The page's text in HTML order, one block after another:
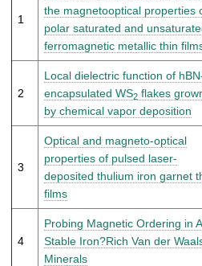
1
the magnetooptical properties
polar saturated and
ferromagnetic metallic thin
2
Local dielectric function of
encapsulated WS2 flakes
by chemical vapor deposition
3
Optical and magneto-optical
properties of pulsed laser-
deposited thulium iron garnet
films
4
Probing Magnetic Ordering in
Stable Iron?Rich Van der
Minerals